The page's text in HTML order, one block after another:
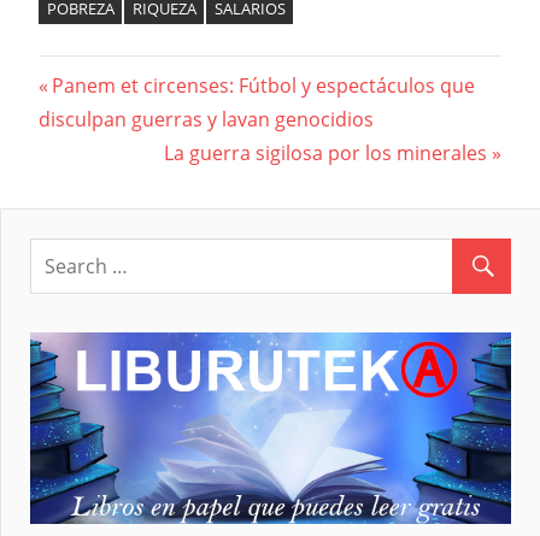
POBREZA RIQUEZA SALARIOS
Navegación
entradas
Previous
Post:
Panem et circenses: Fútbol y espectáculos que
disculpan guerras y lavan genocidios
Next
La guerra sigilosa por los minerales